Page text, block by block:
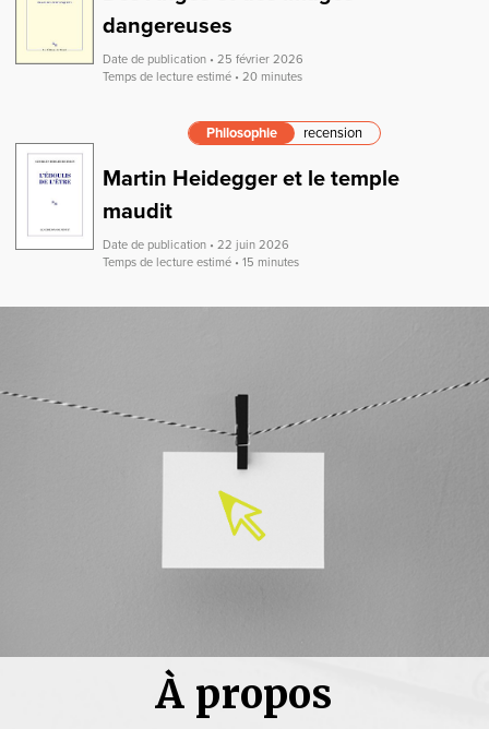
dangereuses
Date de publication • 25 février 2026
Temps de lecture estimé • 20 minutes
Philosophie recension
Martin Heidegger et le temple
maudit
Date de publication • 22 juin 2026
Temps de lecture estimé • 15 minutes
À propos